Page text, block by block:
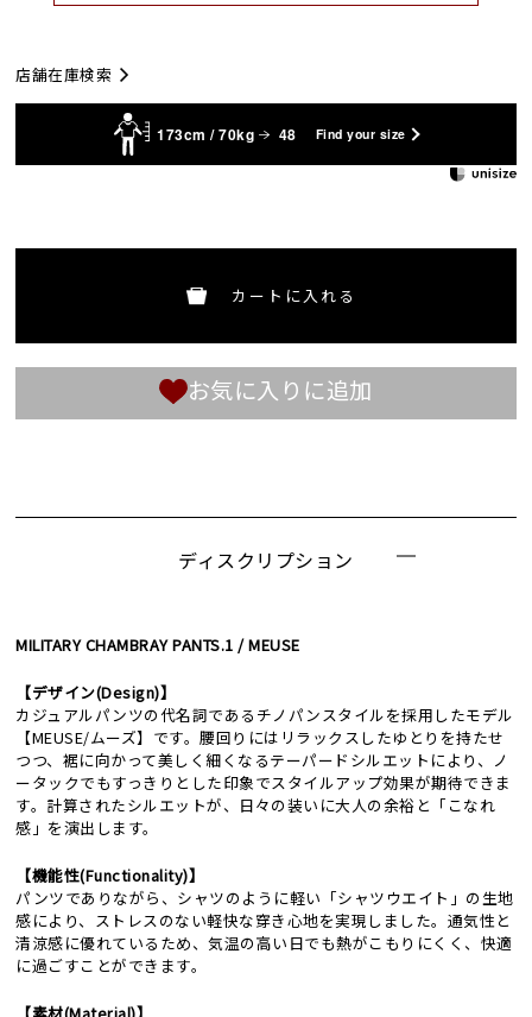
店舗在庫検索
173cm / 70kg 48 Find your size
カートに入れる
お気に入りに追加
ディスクリプション
MILITARY CHAMBRAY PANTS.1 / MEUSE
【デザイン(Design)】
カジュアルパンツの代名詞であるチノパンスタイルを採用したモデル
【MEUSE/ムーズ】です。腰回りにはリラックスしたゆとりを持たせ
つつ、裾に向かって美しく細くなるテーパードシルエットにより、ノ
ータックでもすっきりとした印象でスタイルアップ効果が期待できま
す。計算されたシルエットが、日々の装いに大人の余裕と「こなれ
感」を演出します。
【機能性(Functionality)】
パンツでありながら、シャツのように軽い「シャツウエイト」の生地
感により、ストレスのない軽快な穿き心地を実現しました。通気性と
清涼感に優れているため、気温の高い日でも熱がこもりにくく、快適
に過ごすことができます。